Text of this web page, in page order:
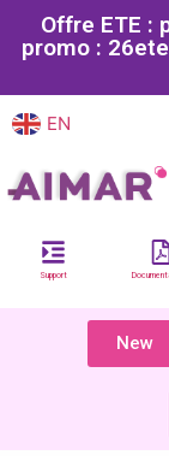
Offre ETE :
promo :
EN
Support
New